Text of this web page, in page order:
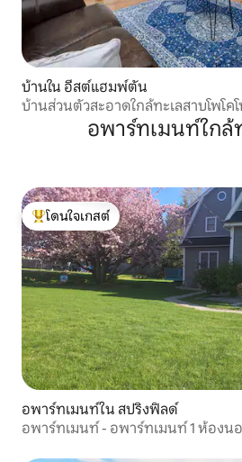
บ้านใน อีสต์แฮมพ์ตัน
บ้านส่วนตัวสะอาดใกล้ทะเลสาบโพโค
อพาร์ทเมนท์ใกล้
โดนใจเกสต์ที่สุด
โดนใจเกสต์
อพาร์ทเมนท์ใน สปริงฟิลด์
อพาร์ทเมนท์ - อพาร์ทเมนท์ 1 ห้องน